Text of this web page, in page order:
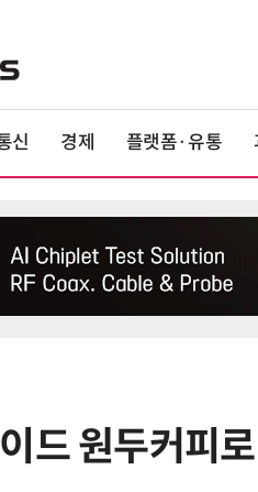
신 경제 플랫폼·유통
드 원두커피
6
LG